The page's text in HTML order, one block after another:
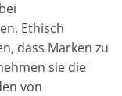
Ethisch
dass Marken zu
sie die
von